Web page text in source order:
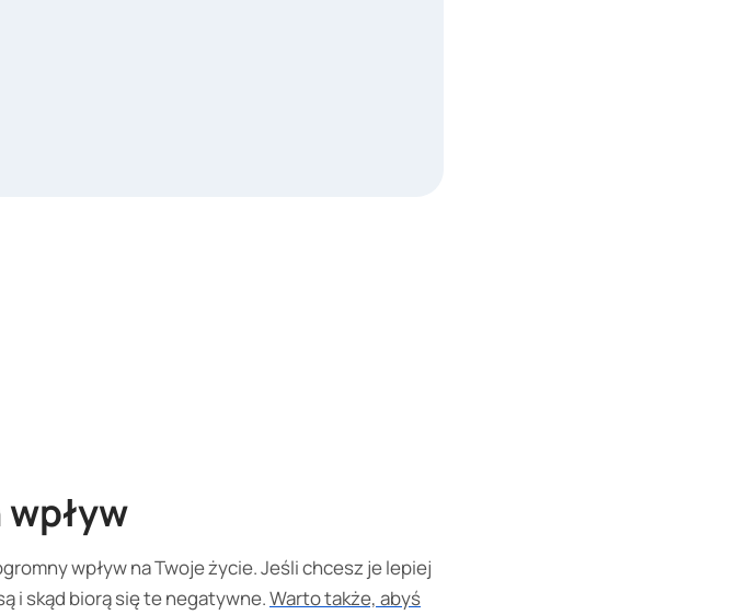
wpływ na Twoje życie. Jeśli chcesz je lepiej
i skąd biorą się te negatywne.Warto także, abyś